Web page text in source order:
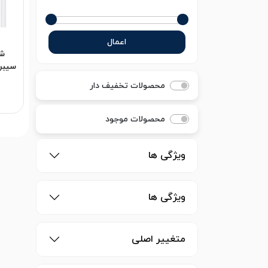
اعمال
محصولات تخفیف دار
محصولات موجود
ویژگی ها
ویژگی ها
متغییر اصلی